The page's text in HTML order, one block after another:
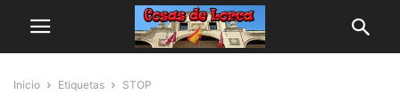
Inicio Etiquetas STOP